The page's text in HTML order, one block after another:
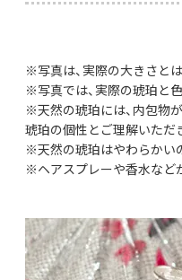
※写真は、実際の大きさと
※写真では、実際の琥珀と
※天然の琥珀には、内包物
琥珀の個性とご理解いただ
※天然の琥珀はやわらかい
※ヘアスプレーや香水など